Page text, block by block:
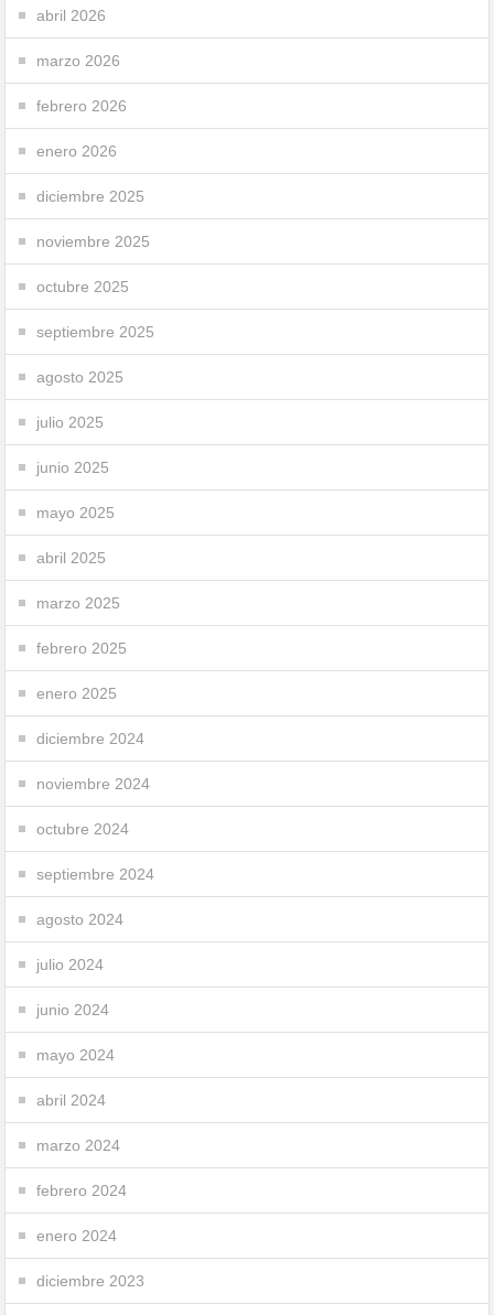
abril 2026
marzo 2026
febrero 2026
enero 2026
diciembre 2025
noviembre 2025
octubre 2025
septiembre 2025
agosto 2025
julio 2025
junio 2025
mayo 2025
abril 2025
marzo 2025
febrero 2025
enero 2025
diciembre 2024
noviembre 2024
octubre 2024
septiembre 2024
agosto 2024
julio 2024
junio 2024
mayo 2024
abril 2024
marzo 2024
febrero 2024
enero 2024
diciembre 2023